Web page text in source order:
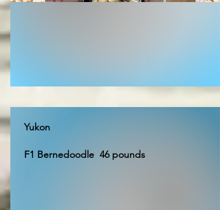
Yukon
F1 Bernedoodle 46 pounds